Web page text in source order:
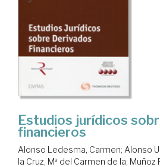
Estudios jurídicos
financieros
Alonso Ledesma, Carmen; Alonso
la Cruz, Mª del Carmen de la; Muñoz